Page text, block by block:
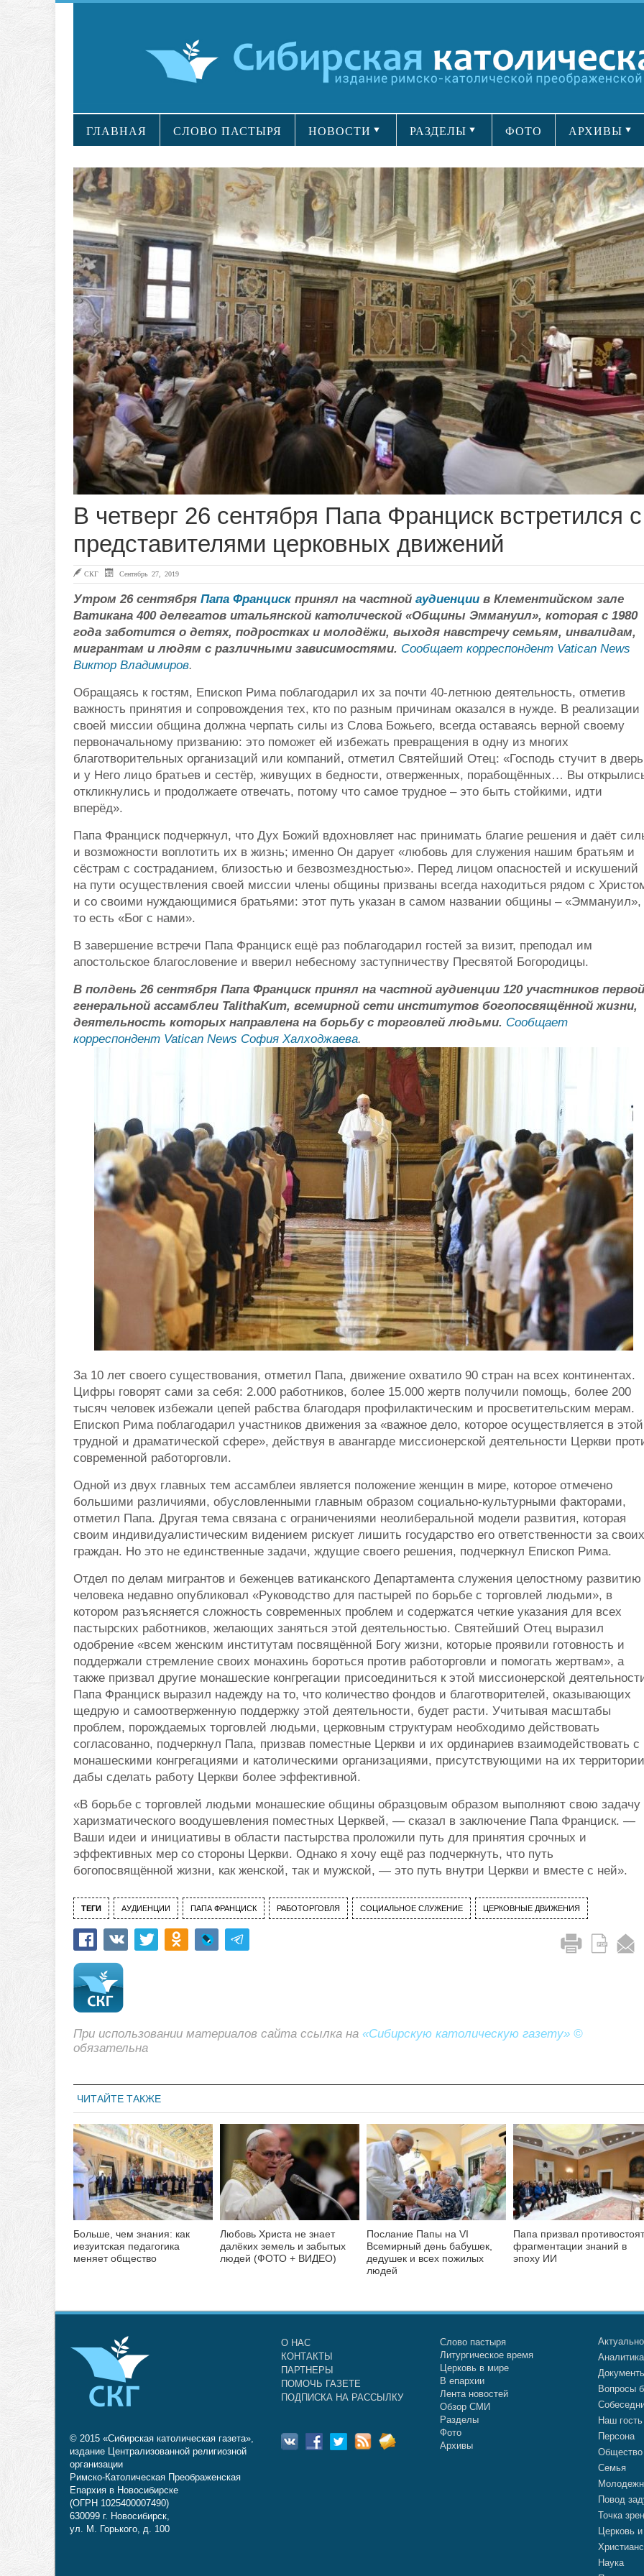
ГЛАВНАЯ СЛОВО ПАСТЫРЯ НОВОСТИ РАЗДЕЛЫ ФОТО АРХИВЫ
В четверг 26 сентября Папа Франциск встретился с
представителями церковных движений
СКГ Сентябрь 27, 2019
Утром 26 сентября Папа Франциск принял на частной аудиенции в Клементийском зале
Ватикана 400 делегатов итальянской католической «Общины Эммануил», которая с 1980
года заботится о детях, подростках и молодёжи, выходя навстречу семьям, инвалидам,
мигрантам и людям с различными зависимостями. Сообщает корреспондент Vatican News
Виктор Владимиров.
Обращаясь к гостям, Епископ Рима поблагодарил их за почти 40-летнюю деятельность, отметив
важность принятия и сопровождения тех, кто по разным причинам оказался в нужде. В реализации
своей миссии община должна черпать силы из Слова Божьего, всегда оставаясь верной своему
первоначальному призванию: это поможет ей избежать превращения в одну из многих
благотворительных организаций или компаний, отметил Святейший Отец: «Господь стучит в
и у Него лицо братьев и сестёр, живущих в бедности, отверженных, порабощённых… Вы
откликнулись и продолжаете отвечать, потому что самое трудное – это быть стойкими, идти
вперёд».
Папа Франциск подчеркнул, что Дух Божий вдохновляет нас принимать благие решения и даёт
и возможности воплотить их в жизнь; именно Он дарует «любовь для служения нашим братьям и
сёстрам с состраданием, близостью и безвозмездностью». Перед лицом опасностей и искушений
на пути осуществления своей миссии члены общины призваны всегда находиться рядом с
и со своими нуждающимися братьями: этот путь указан в самом названии общины – «Эммануил»,
то есть «Бог с нами».
В завершение встречи Папа Франциск ещё раз поблагодарил гостей за визит, преподал им
апостольское благословение и вверил небесному заступничеству Пресвятой Богородицы.
В полдень 26 сентября Папа Франциск принял на частной аудиенции 120 участников первой
генеральной ассамблеи TalithaKum, всемирной сети институтов богопосвящённой жизни,
деятельность которых направлена на борьбу с торговлей людьми. Сообщает
корреспондент Vatican News София Халходжаева.
За 10 лет своего существования, отметил Папа, движение охватило 90 стран на всех континентах.
Цифры говорят сами за себя: 2.000 работников, более 15.000 жертв получили помощь, более 200
тысяч человек избежали цепей рабства благодаря профилактическим и просветительским мерам.
Епископ Рима поблагодарил участников движения за «важное дело, которое осуществляется в этой
трудной и драматической сфере», действуя в авангарде миссионерской деятельности Церкви
современной работорговли.
Одной из двух главных тем ассамблеи является положение женщин в мире, которое отмечено
большими различиями, обусловленными главным образом социально-культурными факторами,
отметил Папа. Другая тема связана с ограничениями неолиберальной модели развития, которая
своим индивидуалистическим видением рискует лишить государство его ответственности за своих
граждан. Но это не единственные задачи, ждущие своего решения, подчеркнул Епископ Рима.
Отдел по делам мигрантов и беженцев ватиканского Департамента служения целостному развитию
человека недавно опубликовал «Руководство для пастырей по борьбе с торговлей людьми», в
котором разъясняется сложность современных проблем и содержатся четкие указания для всех
пастырских работников, желающих заняться этой деятельностью. Святейший Отец выразил
одобрение «всем женским институтам посвящённой Богу жизни, которые проявили готовность и
поддержали стремление своих монахинь бороться против работорговли и помогать жертвам», а
также призвал другие монашеские конгрегации присоединиться к этой миссионерской
Папа Франциск выразил надежду на то, что количество фондов и благотворителей, оказывающих
щедрую и самоотверженную поддержку этой деятельности, будет расти. Учитывая масштабы
проблем, порождаемых торговлей людьми, церковным структурам необходимо действовать
согласованно, подчеркнул Папа, призвав поместные Церкви и их ординариев взаимодействовать с
монашескими конгрегациями и католическими организациями, присутствующими на их
дабы сделать работу Церкви более эффективной.
«В борьбе с торговлей людьми монашеские общины образцовым образом выполняют свою задачу
харизматического воодушевления поместных Церквей, — сказал в заключение Папа Франциск. —
Ваши идеи и инициативы в области пастырства проложили путь для принятия срочных и
эффективных мер со стороны Церкви. Однако я хочу ещё раз подчеркнуть, что путь
богопосвящённой жизни, как женской, так и мужской, — это путь внутри Церкви и вместе с ней».
ТЕГИ АУДИЕНЦИИ ПАПА ФРАНЦИСК РАБОТОРГОВЛЯ СОЦИАЛЬНОЕ СЛУЖЕНИЕ ЦЕРКОВНЫЕ ДВИЖЕНИЯ
При использовании материалов сайта ссылка на «Сибирскую католическую газету» ©
обязательна
ЧИТАЙТЕ ТАКЖЕ
Больше, чем знания: как
иезуитская педагогика
меняет общество
Любовь Христа не знает
далёких земель и забытых
людей (ФОТО + ВИДЕО)
Послание Папы на VI
Всемирный день бабушек,
дедушек и всех пожилых
людей
Папа призвал
фрагментации знаний в
эпоху ИИ
© 2015 «Сибирская католическая газета»,
издание Централизованной религиозной
организации
Римско-Католическая Преображенская
Епархия в Новосибирске
(ОГРН 1025400007490)
630099 г. Новосибирск,
ул. М. Горького, д. 100
О НАС
КОНТАКТЫ
ПАРТНЕРЫ
ПОМОЧЬ ГАЗЕТЕ
ПОДПИСКА НА РАССЫЛКУ
Слово пастыря
Литургическое время
Церковь в мире
В епархии
Лента новостей
Обзор СМИ
Разделы
Фото
Архивы
Актуально
Аналитика
Вопросы
Наш гость
Персона
Общество
Семья
Повод
Точка
Церковь
Наука